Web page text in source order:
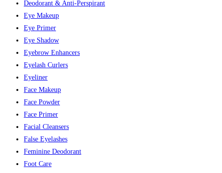
Deodorant & Anti-Perspirant
Eye Makeup
Eye Primer
Eye Shadow
Eyebrow Enhancers
Eyelash Curlers
Eyeliner
Face Makeup
Face Powder
Face Primer
Facial Cleansers
False Eyelashes
Feminine Deodorant
Foot Care